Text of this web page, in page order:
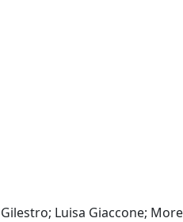
Luisa Giaccone;